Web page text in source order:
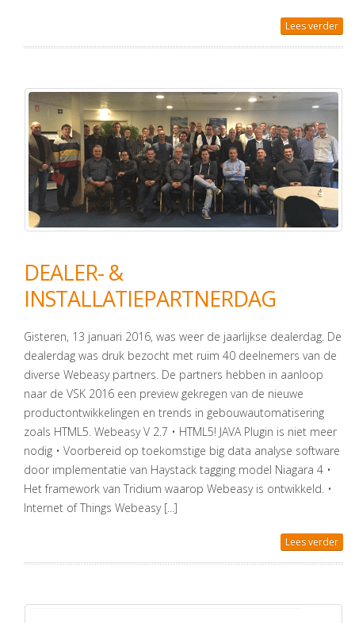
Lees verder
DEALER- &
INSTALLATIEPARTNERDAG
Gisteren, 13 januari 2016, was weer de jaarlijkse dealerdag. De
dealerdag was druk bezocht met ruim 40 deelnemers van de
diverse Webeasy partners. De partners hebben in aanloop
naar de VSK 2016 een preview gekregen van de nieuwe
productontwikkelingen en trends in gebouwautomatisering
zoals HTML5. Webeasy V 2.7 • HTML5! JAVA Plugin is niet meer
nodig • Voorbereid op toekomstige big data analyse software
door implementatie van Haystack tagging model Niagara 4 •
Het framework van Tridium waarop Webeasy is ontwikkeld. •
Internet of Things Webeasy [...]
Lees verder